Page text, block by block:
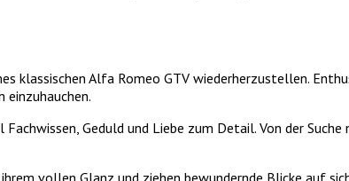
klassischen Alfa Romeo GTV wiederherzustellen.
einzuhauchen.
Geduld und Liebe zum Detail. Von der
vollen Glanz und ziehen bewundernde Blicke auf